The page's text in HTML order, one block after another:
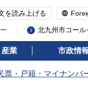
を読み上げる
北九州市コール
産業 市政情
票・戸籍・マイナンバ